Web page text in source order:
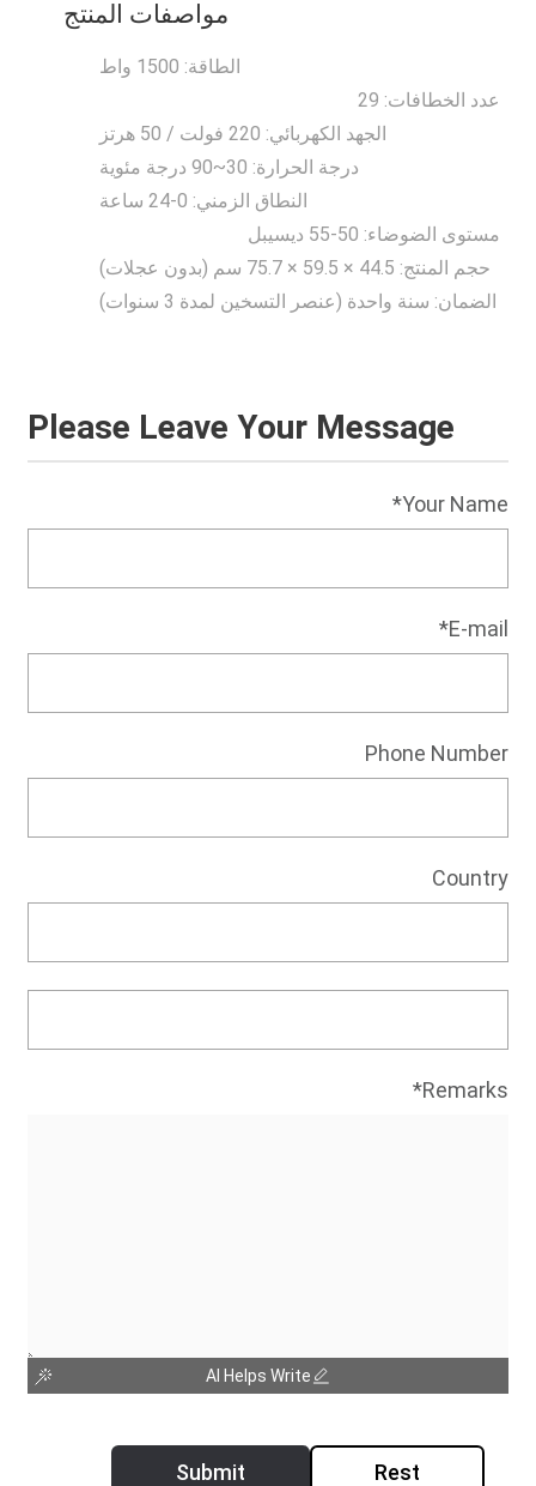
مواصفات المنتج
الطاقة: 1500 واط
عدد الخطافات: 29
الجهد الكهربائي: 220 فولت / 50 هرتز
درجة الحرارة: 30~90 درجة مئوية
النطاق الزمني: 0-24 ساعة
مستوى الضوضاء: 50-55 ديسيبل
حجم المنتج: 44.5 × 59.5 × 75.7 سم (بدون عجلات)
الضمان: سنة واحدة (عنصر التسخين لمدة 3 سنوات)
Please Leave Your Message
Your Name*
E-mail*
Phone Number
Country
Remarks*
AI Helps Write
Rest
Submit